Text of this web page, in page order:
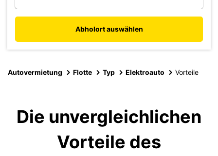
Abholort auswählen
Autovermietung Flotte Typ Elektroauto Vorteile
Die unvergleichlichen
Vorteile des